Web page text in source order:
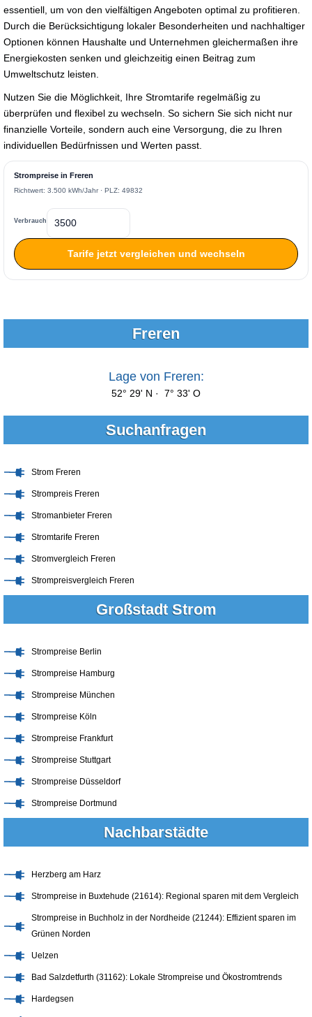
essentiell, um von den vielfältigen Angeboten optimal zu profitieren.
Durch die Berücksichtigung lokaler Besonderheiten und nachhaltiger
Optionen können Haushalte und Unternehmen gleichermaßen ihre
Energiekosten senken und gleichzeitig einen Beitrag zum
Umweltschutz leisten.
Nutzen Sie die Möglichkeit, Ihre Stromtarife regelmäßig zu
überprüfen und flexibel zu wechseln. So sichern Sie sich nicht nur
finanzielle Vorteile, sondern auch eine Versorgung, die zu Ihren
individuellen Bedürfnissen und Werten passt.
Strompreise in Freren
Richtwert: 3.500 kWh/Jahr · PLZ: 49832
Verbrauch
Tarife jetzt vergleichen und wechseln
Freren
Lage von Freren:
52° 29' N · 7° 33' O
Suchanfragen
Strom Freren
Strompreis Freren
Stromanbieter Freren
Stromtarife Freren
Stromvergleich Freren
Strompreisvergleich Freren
Großstadt Strom
Strompreise Berlin
Strompreise Hamburg
Strompreise München
Strompreise Köln
Strompreise Frankfurt
Strompreise Stuttgart
Strompreise Düsseldorf
Strompreise Dortmund
Nachbarstädte
Herzberg am Harz
Strompreise in Buxtehude (21614): Regional sparen mit dem Vergleich
Strompreise in Buchholz in der Nordheide (21244): Effizient sparen im
Grünen Norden
Uelzen
Bad Salzdetfurth (31162): Lokale Strompreise und Ökostromtrends
Hardegsen